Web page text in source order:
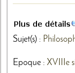
Sujet(s) :
Epoque : XVIIIe